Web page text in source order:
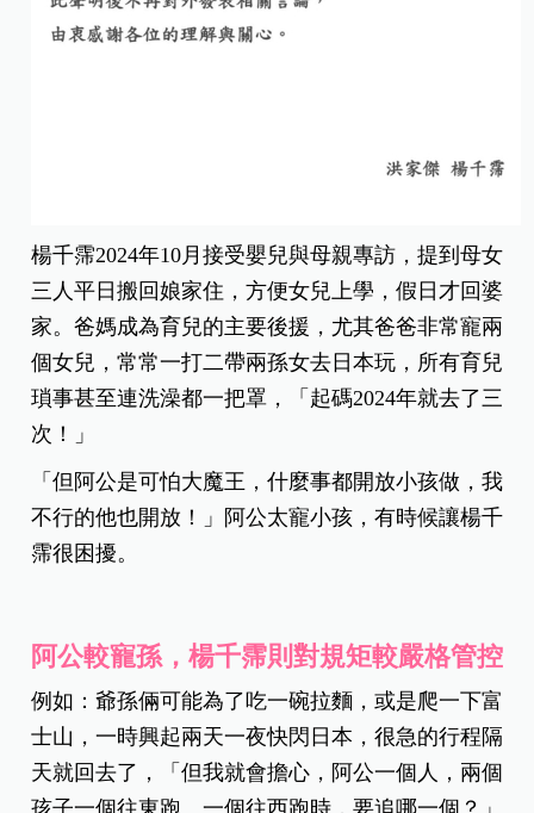
楊千霈2024年10月接受嬰兒與母親專訪，提到母女
三人平日搬回娘家住，方便女兒上學，假日才回婆
家。爸媽成為育兒的主要後援，尤其爸爸非常寵兩
個女兒，常常一打二帶兩孫女去日本玩，所有育兒
瑣事甚至連洗澡都一把罩，「起碼2024年就去了三
次！」
「但阿公是可怕大魔王，什麼事都開放小孩做，我
不行的他也開放！」阿公太寵小孩，有時候讓楊千
霈很困擾。
阿公較寵孫，楊千霈則對規矩較嚴格管控
例如：爺孫倆可能為了吃一碗拉麵，或是爬一下富
士山，一時興起兩天一夜快閃日本，很急的行程隔
天就回去了，「但我就會擔心，阿公一個人，兩個
孩子一個往東跑、一個往西跑時，要追哪一個？」